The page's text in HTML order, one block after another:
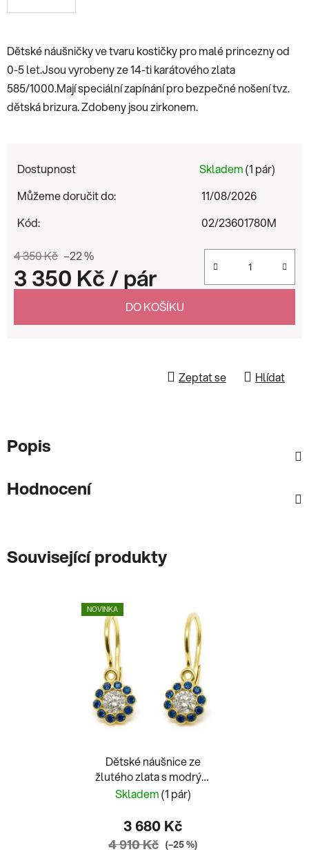
Dětské náušničky ve tvaru kostičky pro malé princezny od
0-5 let.Jsou vyrobeny ze 14-ti karátového zlata
585/1000.Mají speciální zapínání pro bezpečné nošení tvz.
dětská brizura. Zdobeny jsou zirkonem.
Dostupnost Skladem(1 pár)
Můžeme doručit do:
11/08/2026
Kód:
02/23601780M
4 350 Kč –22 %
3 350 Kč/ pár
DO KOŠÍKU
Zeptat se Hlídat
Popis
Hodnocení
Související produkty
NOVINKA
Dětské náušnice ze
žlutého zlata s modrým
zirkonem kytička Ája
Skladem(1 pár)
3 680 Kč
4 910 Kč (–25 %)